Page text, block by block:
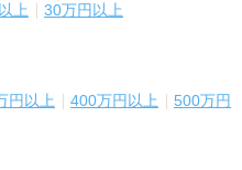
上 30万円以上
円以上 400万円以上
500万円